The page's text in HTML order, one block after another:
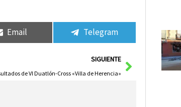
Email Telegram
SIGUIENTE
de VI Duatlón-Cross «Villa de Herencia»
Siguiente